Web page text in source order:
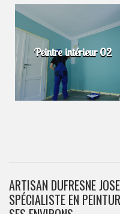
Peintre intérieur 02
ARTISAN DUFRESNE
SPÉCIALISTE EN